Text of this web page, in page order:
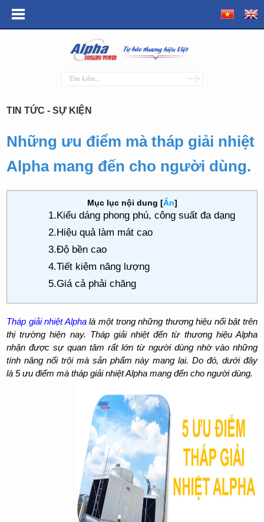
TIN TỨC - SỰ KIỆN
Những ưu điểm mà tháp giải nhiệt
Alpha mang đến cho người dùng.
Mục lục nội dung [Ẩn]
1.Kiểu dáng phong phú, công suất đa dạng
2.Hiệu quả làm mát cao
3.Độ bền cao
4.Tiết kiệm năng lượng
5.Giá cả phải chăng
Tháp giải nhiệt Alphalà một trong những thương hiệu nổi bật trên
thị trường hiện nay. Tháp giải nhiệt đến từ thương hiệu Alpha
nhận được sự quan tâm rất lớn từ người dùng nhờ vào những
tính năng nổi trội mà sản phẩm này mang lại. Do đó, dưới đây
là 5 ưu điểm mà tháp giải nhiệt Alpha mang đến cho người dùng.